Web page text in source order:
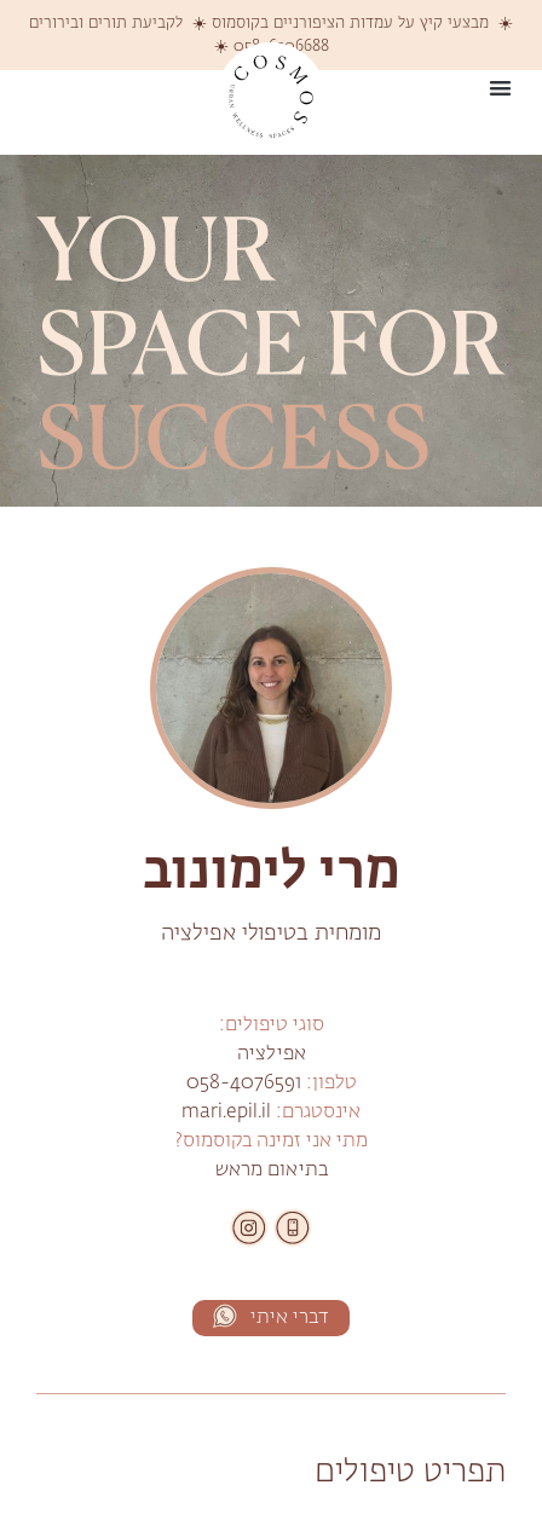
☀️ מבצעי קיץ על עמדות הציפורניים בקוסמוס ☀️ לקביעת תורים ובירורים
058-6206688 ☀️
מרי לימונוב
מומחית בטיפולי אפילציה
סוגי טיפולים:
אפילציה
טלפון: 058-4076591
אינסטגרם:
מתי אני זמינה בקוסמוס?
בתיאום מראש
דברי איתי
תפריט טיפולים